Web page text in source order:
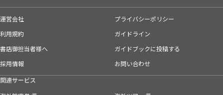
運営会社
プライバシーポリシー
利用規約
ガイドライン
書店御担当者様へ
ガイドブックに投稿する
採用情報
お問い合わせ
関連サービス